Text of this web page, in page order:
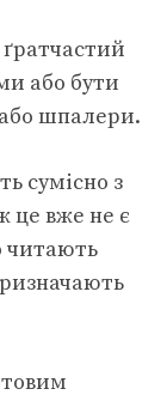
або бути
шпалери.
сумісно з
це вже не є
читають